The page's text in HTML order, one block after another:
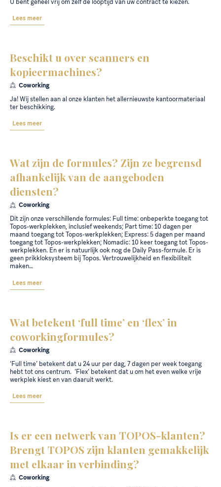
U bent geheel vrij om zelf de looptijd van uw contract te kiezen.
Lees meer
Beschikt u over scanners en
kopieermachines?
Coworking
Ja! Wij stellen aan al onze klanten het allernieuwste kantoormateriaal
ter beschikking.
Lees meer
Wat zijn de formules? Zijn ze begrensd
afhankelijk van de aangeboden
diensten?
Coworking
Dit zijn onze verschillende formules: Full time: onbeperkte toegang tot
Topos-werkplekken, inclusief weekends; Part time: 10 dagen per
maand toegang tot Topos-werkplekken; Express: 5 dagen per maand
toegang tot Topos-werkplekken; Nomadic: 10 keer toegang tot Topos-
werkplekken. En er is natuurlijk ook nog de Daily Pass-formule. Er is
geen prikkloksysteem bij Topos. Vertrouwelijkheid en flexibiliteit
maken…
Lees meer
Wat betekent ‘full time’ en ‘flex’ in
coworkingformules?
Coworking
‘Full time’ betekent dat u 24 uur per dag, 7 dagen per week toegang
hebt tot ons centrum. ‘Flex’ betekent dat u om het even welke vrije
werkplek kiest en van daaruit werkt.
Lees meer
Is er een netwerk van TOPOS-klanten?
Brengt TOPOS zijn klanten gemakkelijk
met elkaar in verbinding?
Coworking